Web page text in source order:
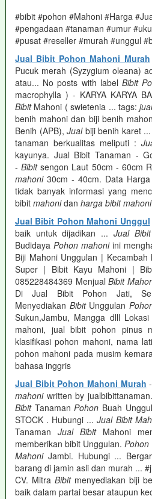
#bibit #pohon #Mahoni #Harga
#pengadaan #tanaman #umur
#pusat #reseller #murah #unggul
Jual Bibit Pohon Mahoni Murah
Pucuk merah (Syzygium oleana)
atau... No posts with label Bibit
macrophylla ) - KARYA KARYA
BibitMahoni ( swietenia ... tags:
benih mahoni dan biji benih
Benih (APB), Jualbiji benih karet
tanaman berkualitas meliputi :
kayunya. Jual Bibit Tanaman -
-Bibitsengon Laut 50cm - 60cm
mahoni30cm - 40cm. Data Harga
tidak banyak informasi yang
bibit mahonidan harga bibit mahoni
Jual Bibit Pohon Mahoni Unggul
baik untuk dijadikan ... Jual
Budidaya Pohon mahoniini
Biji Mahoni Unggulan |
Super | Bibit Kayu Mahoni |
085228484369 MenjualBibit
Di Jual Bibit Pohon Jati,
Menyediakan BibitUnggulan
Sukun,Jambu, Mangga dlll
mahoni, jual bibit pohon pinus
klasifikasi pohon mahoni, nama
pohon mahoni pada musim
bahasa inggris
Jual Bibit Pohon Mahoni Murah
mahoniwritten by
BibitTanamanPohon Buah
STOCK . Hubungi ...Jual Bibit
Tanaman Jual BibitMahoni
memberikan bibit Unggulan.Pohon
MahoniJambi. Hubungi ...
barang di jamin asli dan murah ...
CV. Mitra Bibitmenyediakan biji
baik dalam partai besar ataupun